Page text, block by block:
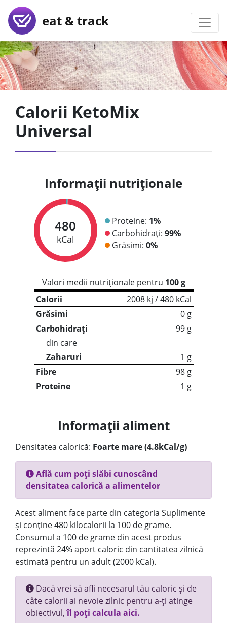
eat & track
Calorii KetoMix
Universal
Informații nutriționale
480
kCal
Proteine: 1%
Carbohidrați: 99%
Grăsimi: 0%
Valori medii nutriționale pentru 100 g
Calorii
2008 kj / 480 kCal
Grăsimi
0 g
Carbohidrați
99 g
din care
Zaharuri
1 g
Fibre
98 g
Proteine
1 g
Informații aliment
Densitatea calorică: Foarte mare (4.8kCal/g)
Află cum poți slăbi cunoscând
densitatea calorică a alimentelor
Acest aliment face parte din categoria Suplimente
și conține 480 kilocalorii la 100 de grame.
Consumul a 100 de grame din acest produs
reprezintă 24% aport caloric din cantitatea zilnică
estimată pentru un adult (2000 kCal).
Dacă vrei să afli necesarul tău caloric și de
câte calorii ai nevoie zilnic pentru a-ți atinge
obiectivul,îl poți calcula aici.